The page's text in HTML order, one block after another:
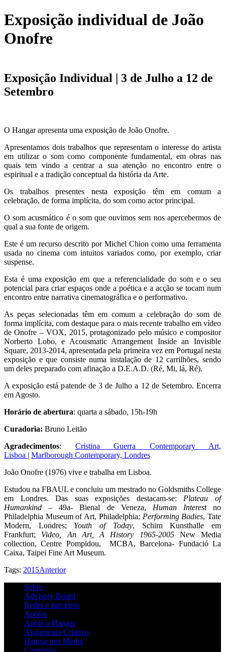
Exposição individual de João
Onofre
Exposição Individual | 3 de Julho a 12 de
Setembro
O Hangar apresenta uma exposição de João Onofre.
Apresentamos dois trabalhos que representam o interesse do artista
em utilizar o som como componente fundamental, em obras nas
quais tem vindo a centrar a sua atenção no encontro entre o
espiritual e a tradição conceptual da história da Arte.
Os trabalhos presentes nesta exposição têm em comum a
celebração, de forma implícita, do som como actor principal.
O som acusmático é o som que ouvimos sem nos apercebermos de
qual a sua fonte de origem.
Este é um recurso descrito por Michel Chion como uma ferramenta
usada no cinema com intuitos variados como, por exemplo, criar
suspense.
Esta é uma exposição em que a referencialidade do som e o seu
potencial para criar espaços onde a poética e a acção se tocam num
encontro entre narrativa cinematográfica e o performativo.
As peças selecionadas têm em comum a celebração do som de
forma implícita, com destaque para o mais recente trabalho em vídeo
de Onofre – VOX, 2015, protagonizado pelo músico e compositor
Norberto Lobo, e Acousmatic Arrangement Inside an Invisible
Square, 2013-2014, apresentada pela primeira vez em Portugal nesta
exposição e que consiste numa instalação de 12 carrilhões, sendo
um deles preparado com afinação a D.E.A.D. (Ré, Mi, lá, Ré).
A exposição está patende de 3 de Julho a 12 de Setembro. Encerra
em Agosto.
Horário de abertura: quarta a sábado, 15h-19h
Curadoria: Bruno Leitão
Agradecimentos: Cristina Guerra Contemporary Art,
Lisboa | Marlborough Contemporary, Londres
João Onofre (1976) vive e trabalha em Lisboa.
Estudou na FBAUL e concluiu um mestrado no Goldsmiths College
em Londres. Das suas exposições destacam-se: Plateau of
Humankind – 49a- Bienal de Veneza, Human Interestno
Philadelphia Museum of Art, Philadelphia; Performing Bodies, Tate
Modern, Londres; Youth of Today, Schirn Kunsthalle em
Frankfurt; Video, An Art, A History 1965-2005New Media
collection, Centre Pompidou, MCBA, Barcelona- Fundació La
Caixa, Taipei Fine Art Museum.
Tags: 2015Anterior
Sobre
Advisory Board
Redes e parceiros
Apoios
Apoie o Hangar
Alojamento Criativo
Hangar nos Media
Contactos